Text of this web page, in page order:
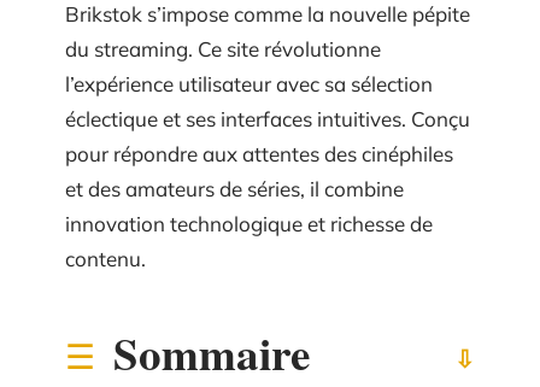
Brikstok s’impose comme la nouvelle pépite
du streaming. Ce site révolutionne
l’expérience utilisateur avec sa sélection
éclectique et ses interfaces intuitives. Conçu
pour répondre aux attentes des cinéphiles
et des amateurs de séries, il combine
innovation technologique et richesse de
contenu.
Sommaire